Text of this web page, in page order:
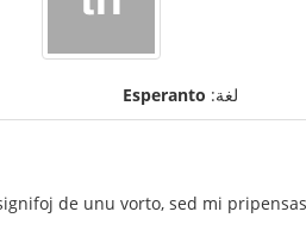
لغة: Esperanto
de unu vorto, sed mi